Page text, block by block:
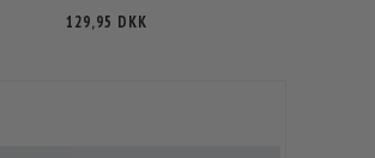
129,95 DKK